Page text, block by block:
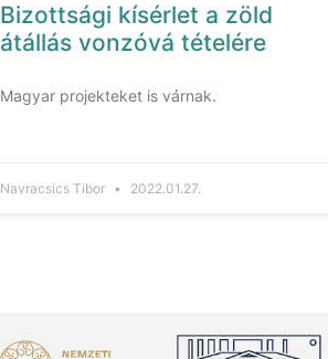
Bizottsági kísérlet a zöld
átállás vonzóvá tételére
Magyar projekteket is várnak.
Navracsics Tibor 2022.01.27.